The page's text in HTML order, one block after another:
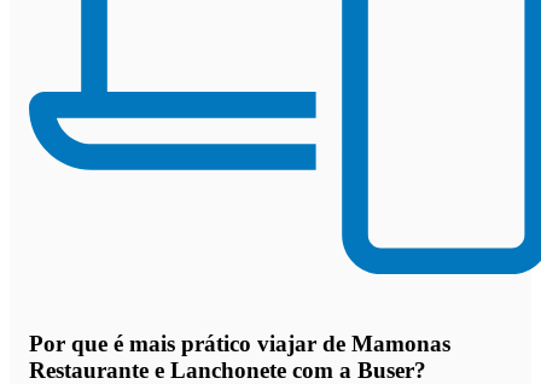
Por que é mais prático viajar de Mamonas
Restaurante e Lanchonete com a Buser?